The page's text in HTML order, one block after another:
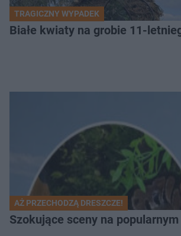
TRAGICZNY WYPADEK
Białe kwiaty na grobie 11-
AŻ PRZECHODZĄ DRESZCZE!
Szokujące sceny na